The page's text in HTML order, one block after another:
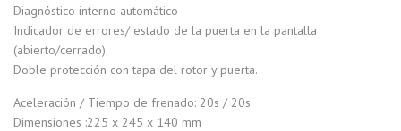
Diagnóstico interno automático
Indicador de errores/ estado de la puerta en la pantalla
(abierto/cerrado)
Doble protección con tapa del rotor y puerta.
Aceleración / Tiempo de frenado: 20s / 20s
Dimensiones :225 x 245 x 140 mm